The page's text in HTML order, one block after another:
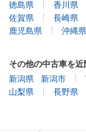
徳島県
香川県
佐賀県
長崎県
鹿児島県
沖縄県
その他の中古車を
新潟県
新潟市
山梨県
長野県